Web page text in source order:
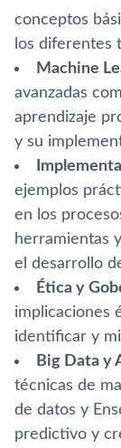
conceptos
los diferentes
Machine
avanzadas
aprendizaje
y su
ejemplos
en los
herramientas
el desarrollo
Ética y
implicaciones
identificar y
Big Data y
técnicas de
de datos y
predictivo y